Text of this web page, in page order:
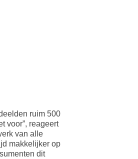
ruim 500
voor”, reageert
van alle
makkelijker op
dit